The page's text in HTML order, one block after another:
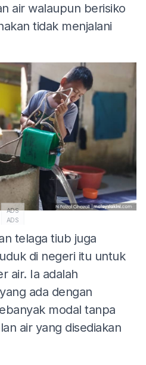
air walaupun berisiko
tidak menjalani
ADS
ADS
telaga tiub juga
di negeri itu untuk
air. Ia adalah
ada dengan
modal tanpa
air yang disediakan